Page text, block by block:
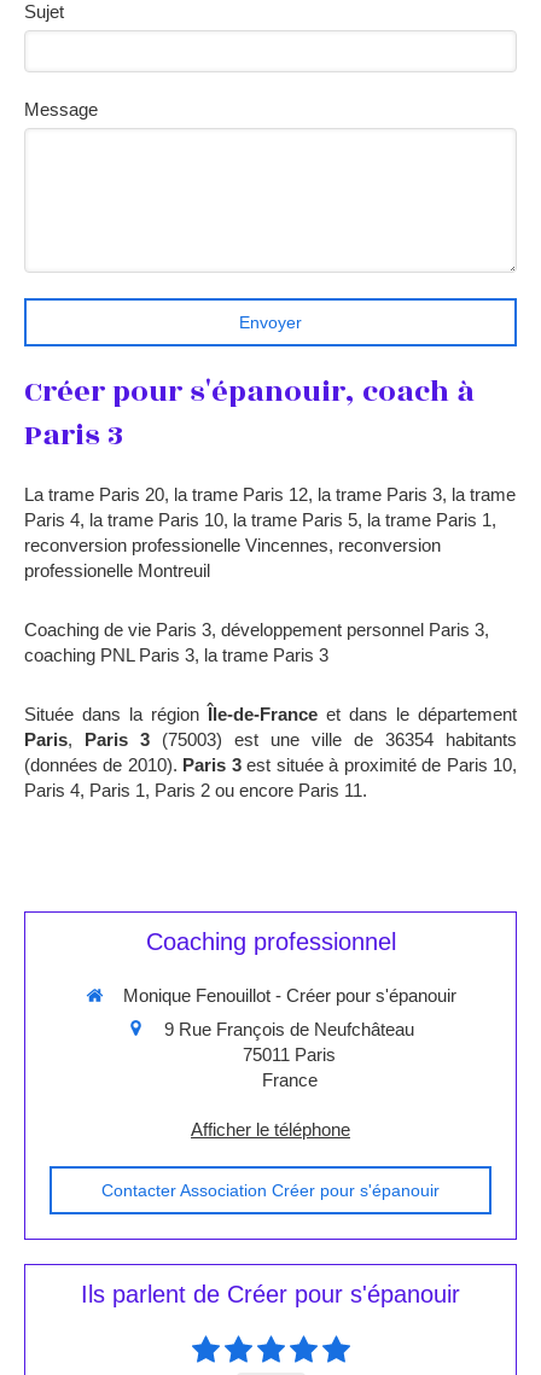
Sujet
Message
Envoyer
Créer pour s'épanouir, coach à
Paris 3
La trame Paris 20, la trame Paris 12, la trame Paris 3, la trame
Paris 4, la trame Paris 10, la trame Paris 5, la trame Paris 1,
reconversion professionelle Vincennes, reconversion
professionelle Montreuil
Coaching de vie Paris 3, développement personnel Paris 3,
coaching PNL Paris 3, la trame Paris 3
Située dans la région Île-de-France et dans le département
Paris, Paris 3 (75003) est une ville de 36354 habitants
(données de 2010). Paris 3est située à proximité de Paris 10,
Paris 4, Paris 1, Paris 2 ou encore Paris 11.
Coaching professionnel
Monique Fenouillot - Créer pour s'épanouir
9 Rue François de Neufchâteau
75011 Paris
France
Afficher le téléphone
Contacter Association Créer pour s'épanouir
Ils parlent de Créer pour s'épanouir